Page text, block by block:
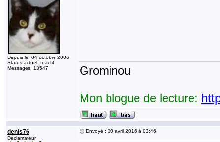
Depuis le: 04 octobre 2006
Status actuel: Inactif
Messages: 13547
Grominou
Mon blogue de lecture:
denis76
Déclamateur
Envoyé : 30 avril 2016 à 03:46